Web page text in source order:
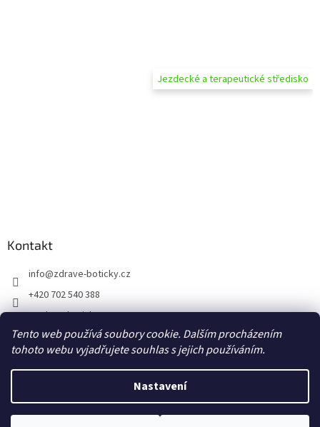
Tento web používá soubory cookie. Dalším procházením
tohoto webu vyjadřujete souhlas s jejich používáním.
Nastavení
Poštovné a balné 87,- Kč prostřednictvím Zásilkovny na výdejní místo
Z-point, DPD CZ Pick up výdejní místo za 70,- Kč, DPD Private na adresu
Jezdecké a terapeutické středisko
Kontakt
info@zdrave-boticky.cz
+420 702 540 388
@zdraveboticky
zdraveboticky
Vytvořil Shoptet